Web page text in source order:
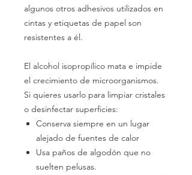
algunos otros adhesivos utilizados en
cintas y etiquetas de papel son
resistentes a él.
El alcohol isopropílico mata e impide
el crecimiento de microorganismos.
Si quieres usarlo para limpiar cristales
o desinfectar superficies:
Conserva siempre en un lugar
alejado de fuentes de calor
Usa paños de algodón que no
suelten pelusas.